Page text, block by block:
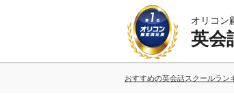
オリコン
英会
おすすめの英会話スクールラン